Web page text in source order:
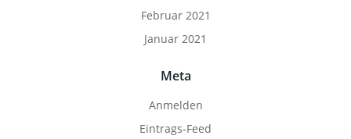
Februar 2021
Januar 2021
Meta
Anmelden
Eintrags-Feed